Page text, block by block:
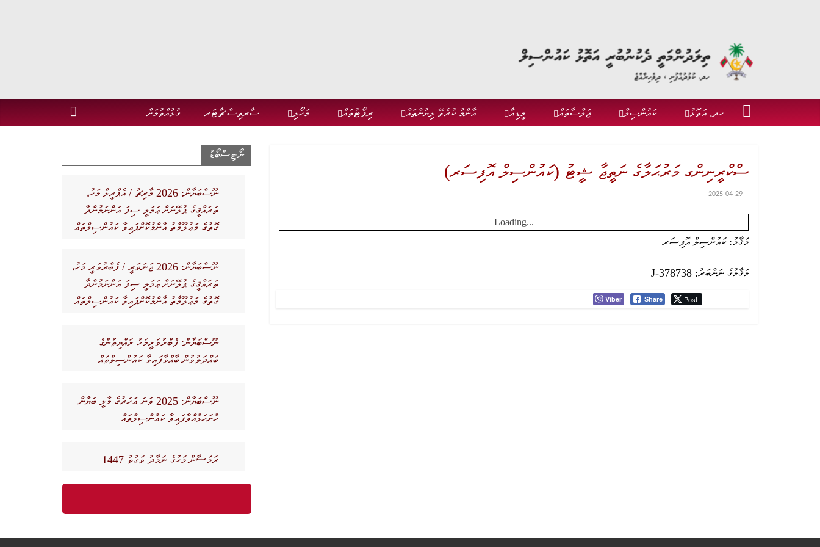
ހދ. އަތޮޅު ކައުންސިލް ޖަލްސާތައް މީޑިއާ އާންމު ކުރެވޭ ލިޔުންތައް ރިޕޯޓުތައް މަހޯލި ސާރވިސް ޗާޓަރ ގުޅުއްވުމަށް
ސްކްރީނިންގ މަރުޙަލާގެ ނަތީޖާ ޝީޓު (ކައުންސިލް އޮފިސަރ)
2025-04-29
Loading...
މަޤާމު: ކައުންސިލް އޮފިސަރ
މަޤާމުގެ ނަންބަރު: J-378738
Viber Share Post
ނޯޓިސްބޯޑު
ނޫސްބަޔާން: 2026 މާރިޗު / އެޕްރީލް މަހު،
ތަރައްޤީގެ ޕުލޭނަށް ޢަމަލީ ސިފަ އަންނަމުންދާ
ގޮތުގެ މަޢުލޫމާތު އާންމުކޮށްފައިވާ ކައުންސިލްތައް
ނޫސްބަޔާން: 2026 ޖަނަވަރީ / ފެބްރުވަރީ މަހު،
ތަރައްޤީގެ ޕުލޭނަށް ޢަމަލީ ސިފަ އަންނަމުންދާ
ގޮތުގެ މަޢުލޫމާތު އާންމުކޮށްފައިވާ ކައުންސިލްތައް
ނޫސްބަޔާން: ފެބްރުވަރީމަހު ރައްޔިތުންގެ
ބައްދަލުވުން ބާއްވާފައިވާ ކައުންސިލްތައް
ނޫސްބަޔާން: 2025 ވަނަ އަހަރުގެ މާލީ ބަޔާން
ހުށަހަޅުއްވާފައިވާ ކައުންސިލްތައް
ރަމަޟާން މަހުގެ ނަމާދު ވަގުތު 1447